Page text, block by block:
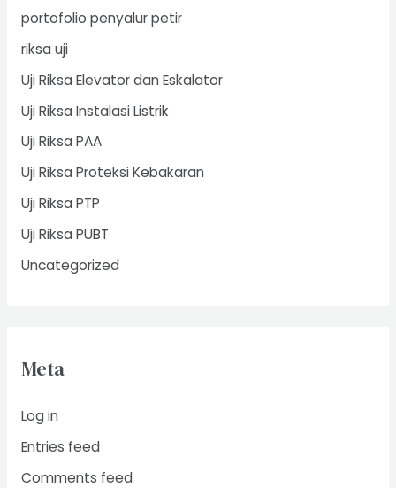
portofolio penyalur petir
riksa uji
Uji Riksa Elevator dan Eskalator
Uji Riksa Instalasi Listrik
Uji Riksa PAA
Uji Riksa Proteksi Kebakaran
Uji Riksa PTP
Uji Riksa PUBT
Uncategorized
Meta
Log in
Entries feed
Comments feed